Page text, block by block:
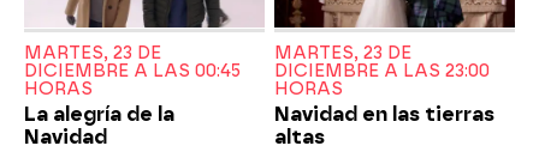
MARTES, 23 DE
DICIEMBRE A LAS 00:45
HORAS
La alegría de la
Navidad
MARTES, 23 DE
DICIEMBRE A LAS 23:00
HORAS
Navidad en las tierras
altas